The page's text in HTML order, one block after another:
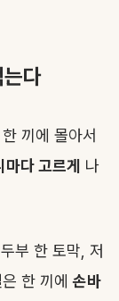
다
끼에 몰아서
마다 고르게
나
부 한 토막, 저
은 한 끼에손바